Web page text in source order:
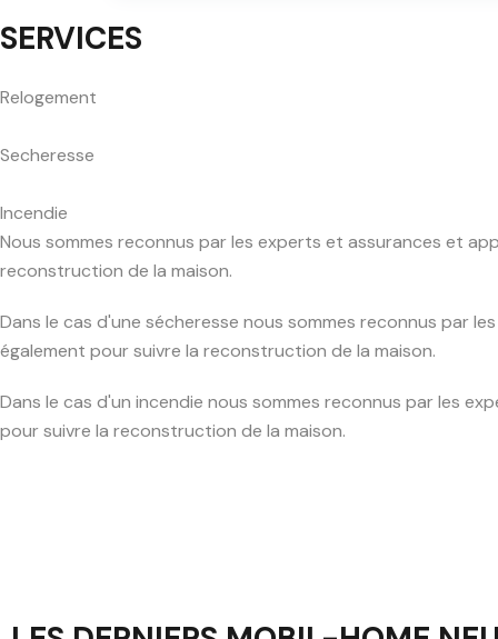
SERVICES
Relogement
Secheresse
Incendie
Nous sommes reconnus par les experts et assurances et
reconstruction de la maison.
Dans le cas d'une sécheresse nous sommes reconnus par
également pour suivre la reconstruction de la maison.
Dans le cas d'un incendie nous sommes reconnus par les
pour suivre la reconstruction de la maison.